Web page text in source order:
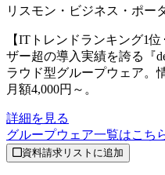
リスモン・ビジネス・ポー
【ITトレンドランキング1
ザー超の導入実績を誇る『
ラウド型グループウェア。
月額4,000円～。
詳細を見る
グループウェア一覧はこち
資料請求リストに追加